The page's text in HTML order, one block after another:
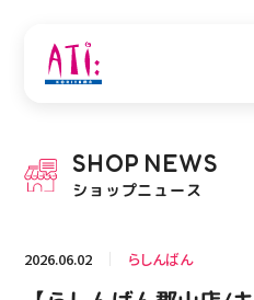
PICK UP NEWS
ピックアップニュース
SHOP NEWS
ショップニュース
2026.06.02 らしんばん